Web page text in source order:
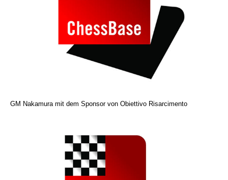
GM Nakamura mit dem Sponsor von Obiettivo Risarcimento